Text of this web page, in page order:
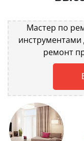
Мастер по
инструментами
ремонт